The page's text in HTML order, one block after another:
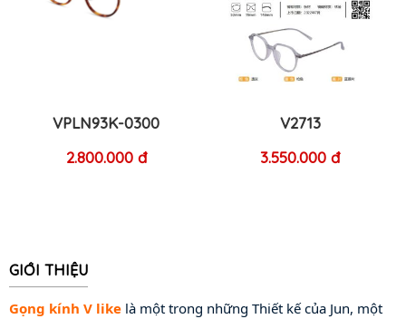
VPLN93K-0300
2.800.000 đ
V2713
3.550.000 đ
GIỚI THIỆU
Gọng kính V like là một trong những Thiết kế của Jun, một